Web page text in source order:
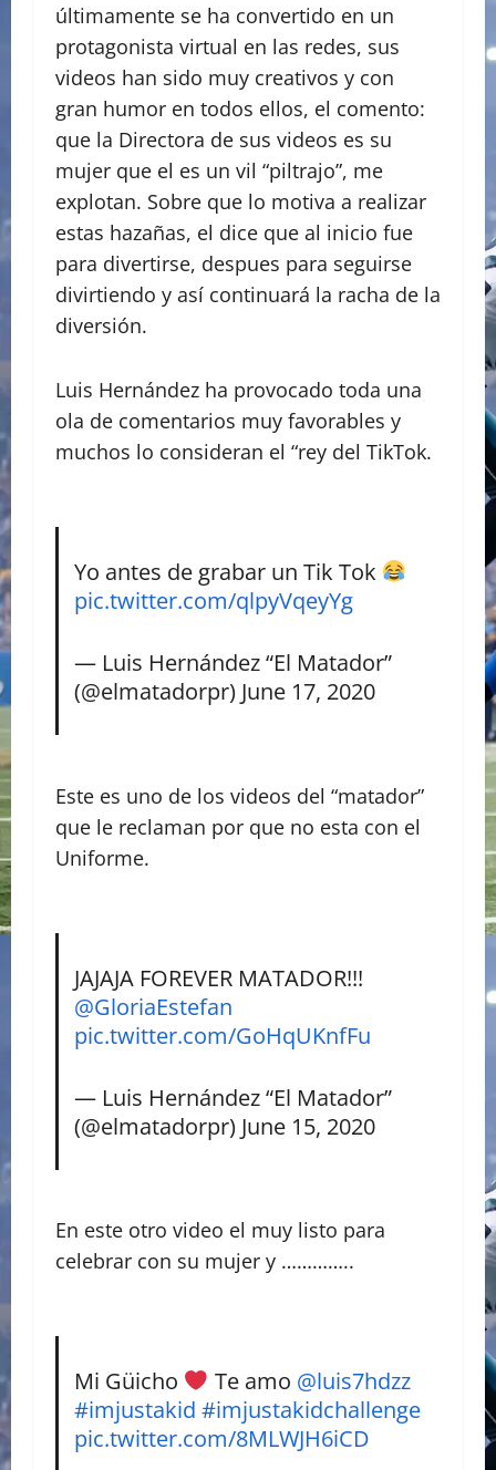
últimamente se ha convertido en un
protagonista virtual en las redes, sus
videos han sido muy creativos y con
gran humor en todos ellos, el comento:
que la Directora de sus videos es su
mujer que el es un vil “piltrajo”, me
explotan. Sobre que lo motiva a realizar
estas hazañas, el dice que al inicio fue
para divertirse, despues para seguirse
divirtiendo y así continuará la racha de la
diversión.
Luis Hernández ha provocado toda una
ola de comentarios muy favorables y
muchos lo consideran el “rey del TikTok.
Yo antes de grabar un Tik Tok
pic.twitter.com/qlpyVqeyYg
— Luis Hernández “El Matador”
(@elmatadorpr) June 17, 2020
Este es uno de los videos del “matador”
que le reclaman por que no esta con el
Uniforme.
JAJAJA FOREVER MATADOR!!!
@GloriaEstefan
pic.twitter.com/GoHqUKnfFu
— Luis Hernández “El Matador”
(@elmatadorpr) June 15, 2020
En este otro video el muy listo para
celebrar con su mujer y …………..
Mi Güicho Te amo @luis7hdzz
#imjustakid #imjustakidchallenge
pic.twitter.com/8MLWJH6iCD